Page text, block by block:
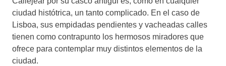
ciudad histótrica, un tanto complicado. En el caso de
Lisboa, sus empidadas pendientes y vacheadas calles
tienen como contrapunto los hermosos miradores que
ofrece para contemplar muy distintos elementos de la
ciudad.